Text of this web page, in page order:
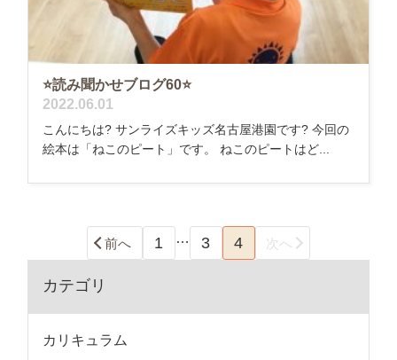
⭐️読み聞かせブログ60⭐️
2022.06.01
こんにちは? サンライズキッズ名古屋港園です? 今回の
絵本は「ねこのピート」です。 ねこのピートはど...
前へ 1 … 3 4 次へ
カテゴリ
カリキュラム